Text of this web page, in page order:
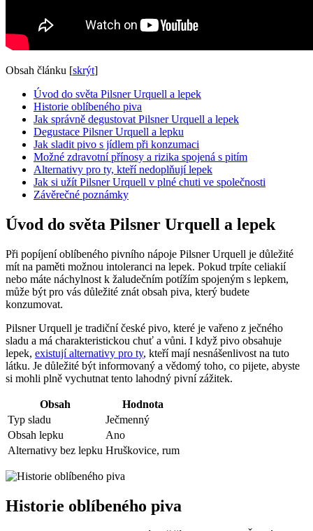
Obsah článku [skrýt]
Úvod do světa Pilsner Urquell a lepek
Historie oblíbeného piva
Jak správně degustovat Pilsner Urquell a lepek
Degustace Pilsner Urquell a lepku
Jak sladit pivo s jídlem při konzumaci
Možné zdravotní přínosy a rizika spojená s pitím
Alternativy pro ty, kteří nedoplňují lepek
Jak si užít Pilsner Urquell v plné chuti ve společnosti
Závěrečné poznámky
Úvod do světa Pilsner Urquell a lepek
Při popíjení oblíbeného pivního nápoje Pilsner Urquell je důležité
mít na paměti možnou intoleranci na lepek. Pokud trpíte celiakií
nebo máte náchylnost k žaludečním potížím spojeným s lepkem,
může být pro vás důležité znát obsah piva, který budete
konzumovat.
Pilsner Urquell je tradiční české pivo, které je vařeno z ječného
sladu a má charakteristickou chuť a vůni. I když pivo obsahuje
lepek, existují alternativy pro ty, kteří mají nesnášenlivost na tuto
látku. Je důležité být informovaný a vědomý toho, co pijete, abyste
si mohli plně vychutnat tento lahodný pivní zážitek.
Obsah
Hodnota
Typ sladu
Ječmenný
Obsah lepku
Ano
Alternativy bez lepku Hruškovice, rum
Historie oblíbeného piva